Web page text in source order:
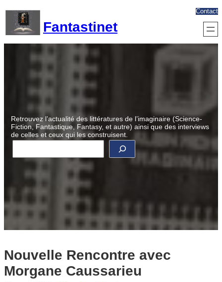
contenu
Fantastinet
Contact
Retrouvez l’actualité des littératures de l’imaginaire (Science-
Fiction, Fantastique, Fantasy, et autre) ainsi que des interviews
de celles et ceux qui les construisent.
R
c
c
Nouvelle Rencontre avec
Morgane Caussarieu